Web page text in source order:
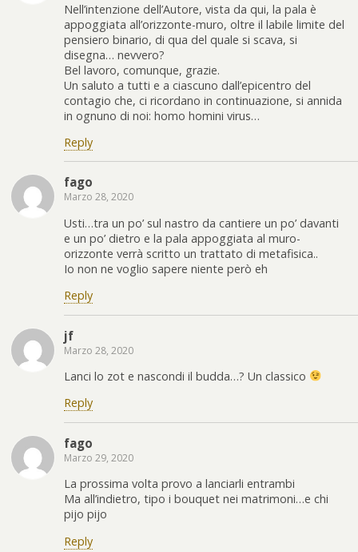
Nell’intenzione dell’Autore, vista da qui, la pala è
appoggiata all’orizzonte-muro, oltre il labile limite del
pensiero binario, di qua del quale si scava, si
disegna… nevvero?
Bel lavoro, comunque, grazie.
Un saluto a tutti e a ciascuno dall’epicentro del
contagio che, ci ricordano in continuazione, si annida
in ognuno di noi: homo homini virus…
Reply
fago
Marzo 28, 2020
Usti…tra un po’ sul nastro da cantiere un po’ davanti
e un po’ dietro e la pala appoggiata al muro-
orizzonte verrà scritto un trattato di metafisica..
Io non ne voglio sapere niente però eh
Reply
jf
Marzo 28, 2020
Lanci lo zot e nascondi il budda…? Un classico
Reply
fago
Marzo 29, 2020
La prossima volta provo a lanciarli entrambi
Ma all’indietro, tipo i bouquet nei matrimoni…e chi
pijo pijo
Reply